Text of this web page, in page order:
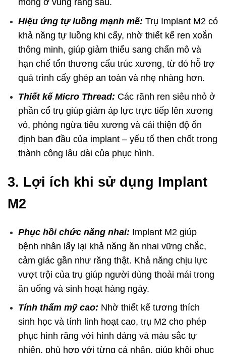
mỏng ở vùng răng sau.
Hiệu ứng tự luồng mạnh mẽ: Trụ Implant M2 có
khả năng tự luồng khi cấy, nhờ thiết kế ren xoắn
thông minh, giúp giảm thiểu sang chấn mô và
hạn chế tổn thương cấu trúc xương, từ đó hỗ trợ
quá trình cấy ghép an toàn và nhẹ nhàng hơn.
Thiết kế Micro Thread: Các rãnh ren siêu nhỏ ở
phần cổ trụ giúp giảm áp lực trực tiếp lên xương
vỏ, phòng ngừa tiêu xương và cải thiện độ ổn
định ban đầu của implant – yếu tố then chốt trong
thành công lâu dài của phục hình.
3. Lợi ích khi sử dụng Implant
M2
Phục hồi chức năng nhai: Implant M2 giúp
bệnh nhân lấy lại khả năng ăn nhai vững chắc,
cảm giác gần như răng thật. Khả năng chịu lực
vượt trội của trụ giúp người dùng thoải mái trong
ăn uống và sinh hoạt hàng ngày.
Tính thẩm mỹ cao: Nhờ thiết kế tương thích
sinh học và tính linh hoạt cao, trụ M2 cho phép
phục hình răng với hình dáng và màu sắc tự
nhiên, phù hợp với từng cá nhân, giúp khôi phục